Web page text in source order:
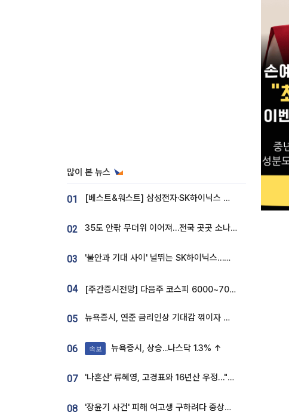
많이 본 뉴스
01 [베스트&워스트] 삼성전자·SK하이닉스 밀린 한 주…상상인증권은 85% 급등
02 35도 안팎 무더위 이어져…전국 곳곳 소나기 [오늘 날씨]
03 '불안과 기대 사이' 널뛰는 SK하이닉스…증권가 "HBM4·LTA 기반 펀터멘털 견고"
04 [주간증시전망] 다음주 코스피 6000~7000⋯“外人 수급은 정책이 변수”
05 뉴욕증시, 연준 금리인상 기대감 꺾이자 상승...S&P500 사상 최고치 [종합]
06 속보 뉴욕증시, 상승...나스닥 1.3% ↑
07 '나혼산' 류혜영, 고경표와 16년산 우정…"자취방서 부모님과 마주쳐"
08 '장윤기 사건' 피해 여고생 구하려다 중상…고교생 의상자 지정